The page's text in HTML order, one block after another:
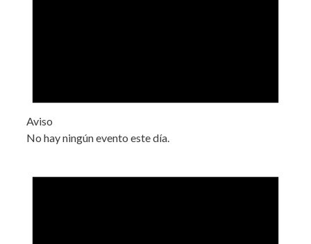
Aviso
No hay ningún evento este día.